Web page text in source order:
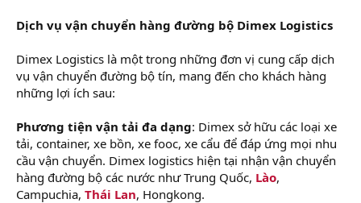
Dịch vụ vận chuyển hàng đường bộ Dimex Logistics
Dimex Logistics là một trong những đơn vị cung cấp dịch
vụ vận chuyển đường bộ tín, mang đến cho khách hàng
những lợi ích sau:
Phương tiện vận tải đa dạng: Dimex sở hữu các loại xe
tải, container, xe bồn, xe fooc, xe cẩu để đáp ứng mọi nhu
cầu vận chuyển. Dimex logistics hiện tại nhận vận chuyển
hàng đường bộ các nước như Trung Quốc, Lào,
Campuchia, Thái Lan, Hongkong.